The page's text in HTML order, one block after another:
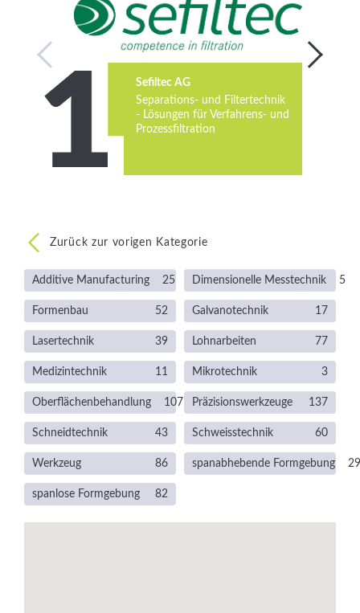
Newsletter
Sefiltec AG
Separations- und Filtertechnik
- Lösungen für Verfahrens- und
Prozessfiltration
Zurück zur vorigen Kategorie
Additive Manufacturing 25 Dimensionelle Messtechnik 5
Formenbau 52 Galvanotechnik 17
Lasertechnik 39 Lohnarbeiten 77
Medizintechnik 11 Mikrotechnik 3
Oberflächenbehandlung 107 Präzisionswerkzeuge 137
Schneidtechnik 43 Schweisstechnik 60
Werkzeug 86 spanabhebende Formgebung
spanlose Formgebung 82